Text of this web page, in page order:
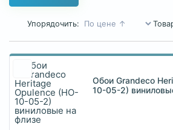
Упорядочить:
Обои Grandeco
10-05-2)